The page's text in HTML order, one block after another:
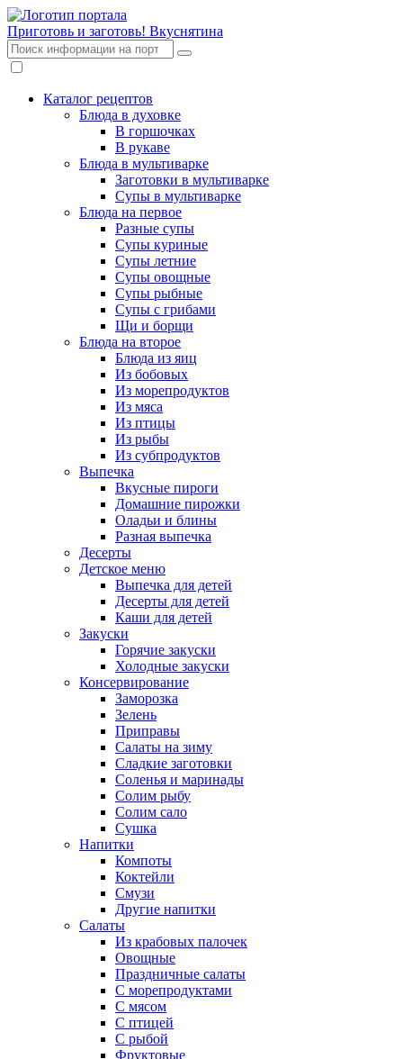
Приготовь и заготовь! Вкуснятина
Каталог рецептов
Блюда в духовке
В горшочках
В рукаве
Блюда в мультиварке
Заготовки в мультиварке
Супы в мультиварке
Блюда на первое
Разные супы
Супы куриные
Супы летние
Супы овощные
Супы рыбные
Супы с грибами
Щи и борщи
Блюда на второе
Блюда из яиц
Из бобовых
Из морепродуктов
Из мяса
Из птицы
Из рыбы
Из субпродуктов
Выпечка
Вкусные пироги
Домашние пирожки
Оладьи и блины
Разная выпечка
Десерты
Детское меню
Выпечка для детей
Десерты для детей
Каши для детей
Закуски
Горячие закуски
Холодные закуски
Консервирование
Заморозка
Зелень
Приправы
Салаты на зиму
Сладкие заготовки
Соленья и маринады
Солим рыбу
Солим сало
Сушка
Напитки
Компоты
Коктейли
Смузи
Другие напитки
Салаты
Из крабовых палочек
Овощные
Праздничные салаты
С морепродуктами
С мясом
С птицей
С рыбой
Фруктовые